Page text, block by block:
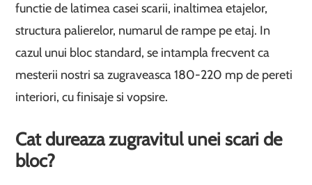
functie de latimea casei scarii, inaltimea etajelor,
structura palierelor, numarul de rampe pe etaj. In
cazul unui bloc standard, se intampla frecvent ca
mesterii nostri sa zugraveasca 180-220 mp de pereti
interiori, cu finisaje si vopsire.
Cat dureaza zugravitul unei scari de
bloc?